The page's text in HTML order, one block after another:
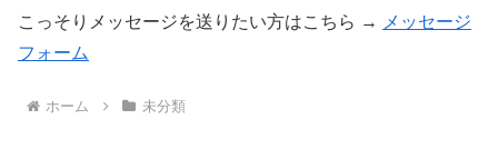
こっそりメッセージを送りたい方はこちら →
メッセージ
フォーム
ホーム 未分類